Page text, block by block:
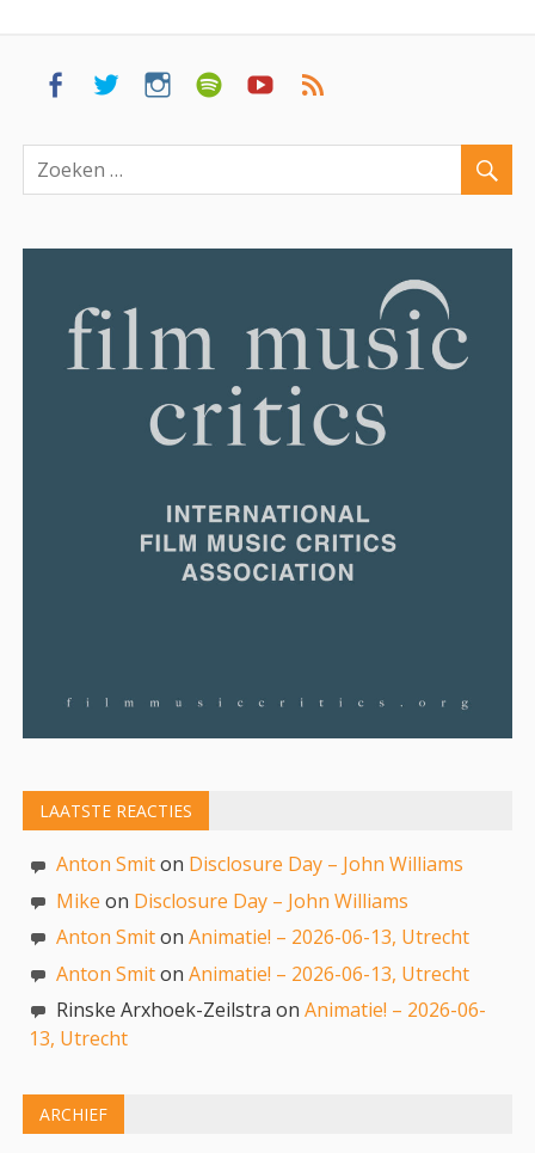
LAATSTE REACTIES
Anton Smiton Disclosure Day – John Williams
Mike on Disclosure Day – John Williams
Anton SmitonAnimatie! – 2026-06-13, Utrecht
Anton SmitonAnimatie! – 2026-06-13, Utrecht
Rinske Arxhoek-Zeilstra onAnimatie! – 2026-06-
13, Utrecht
ARCHIEF